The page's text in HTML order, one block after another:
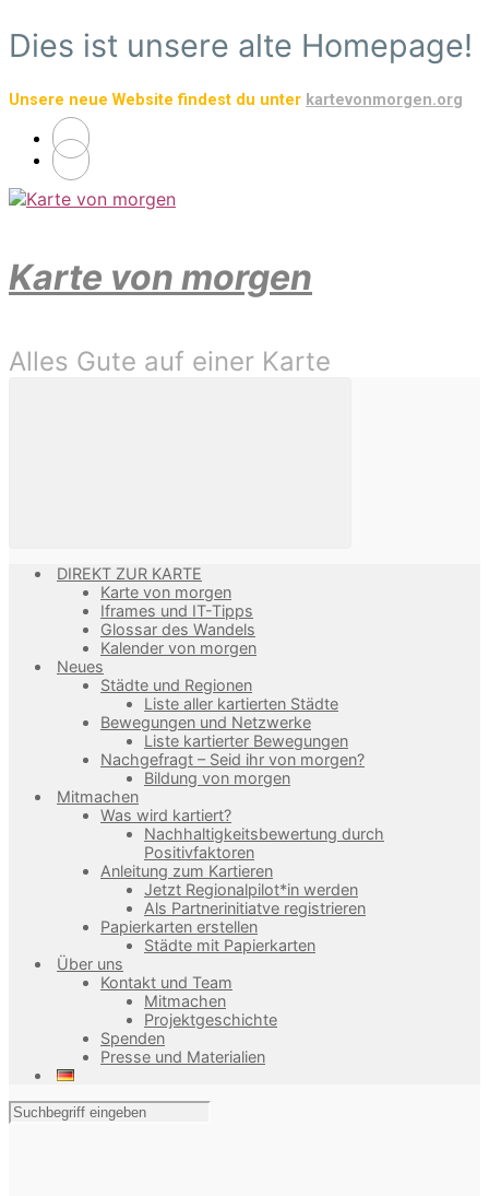
Zum
Hauptinhalt
Dies ist unsere alte Homepage!
Unsere neue Website findest du unter kartevonmorgen.org
Karte von morgen
Alles Gute auf einer Karte
DIREKT ZUR KARTE
Karte von morgen
Iframes und IT-Tipps
Glossar des Wandels
Kalender von morgen
Neues
Städte und Regionen
Liste aller kartierten Städte
Bewegungen und Netzwerke
Liste kartierter Bewegungen
Nachgefragt – Seid ihr von morgen?
Bildung von morgen
Mitmachen
Was wird kartiert?
Nachhaltigkeitsbewertung durch
Positivfaktoren
Anleitung zum Kartieren
Jetzt Regionalpilot*in werden
Als Partnerinitiatve registrieren
Papierkarten erstellen
Städte mit Papierkarten
Über uns
Kontakt und Team
Mitmachen
Projektgeschichte
Spenden
Presse und Materialien